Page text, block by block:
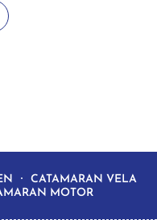
CATAMARAN VELA
MOTOR